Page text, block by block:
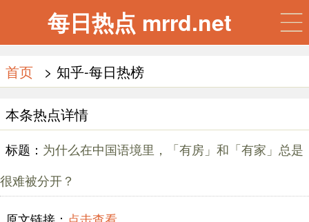
每日热点 mrrd.net
首页 > 知乎-每日热榜
本条热点详情
标题： 为什么在中国语境里，「有房」和「有家」总是
很难被分开？